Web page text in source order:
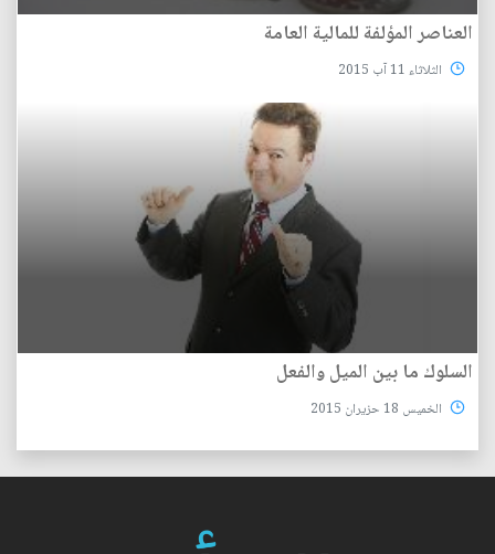
العناصر المؤلفة للمالية العامة
الثلاثاء 11 آب 2015
السلوك ما بين الميل والفعل
الخميس 18 حزيران 2015